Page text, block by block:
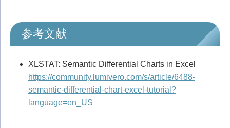
参考文献
XLSTAT: Semantic Differential Charts in Excel
https://community.lumivero.com/s/article/6488-
semantic-differential-chart-excel-tutorial?
language=en_US